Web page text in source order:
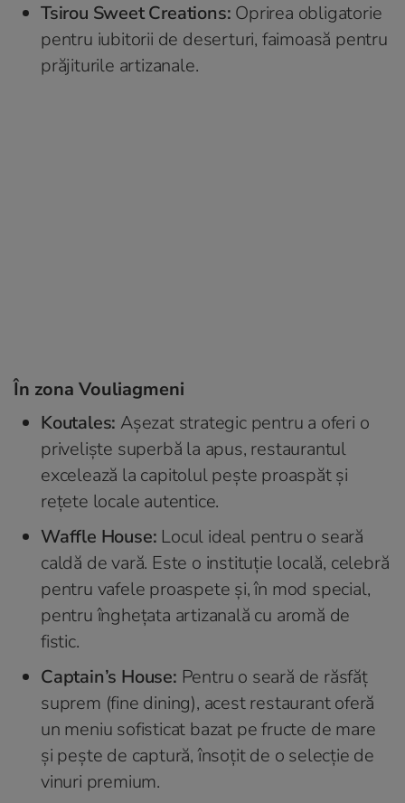
Tsirou Sweet Creations: Oprirea obligatorie
pentru iubitorii de deserturi, faimoasă pentru
prăjiturile artizanale.
În zona Vouliagmeni
Koutales: Așezat strategic pentru a oferi o
priveliște superbă la apus, restaurantul
excelează la capitolul pește proaspăt și
rețete locale autentice.
Waffle House: Locul ideal pentru o seară
caldă de vară. Este o instituție locală, celebră
pentru vafele proaspete și, în mod special,
pentru înghețata artizanală cu aromă de
fistic.
Captain’s House: Pentru o seară de răsfăț
suprem (fine dining), acest restaurant oferă
un meniu sofisticat bazat pe fructe de mare
și pește de captură, însoțit de o selecție de
vinuri premium.